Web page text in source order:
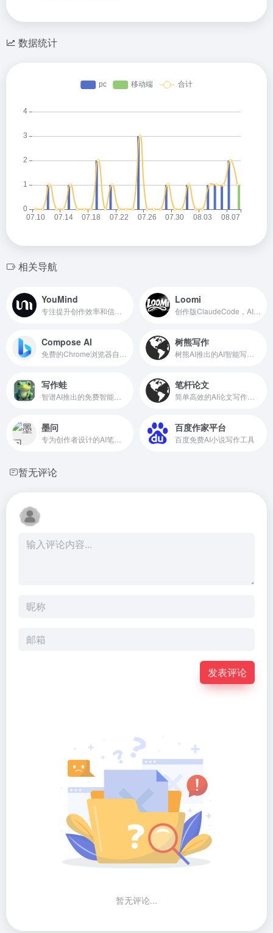
数据统计
相关导航
YouMind Loomi
Compose AI 树熊写作
写作蛙 笔杆论文
墨问 百度作家平台
百度免费AI小说写作工具
暂无评论
发表评论
暂无评论...